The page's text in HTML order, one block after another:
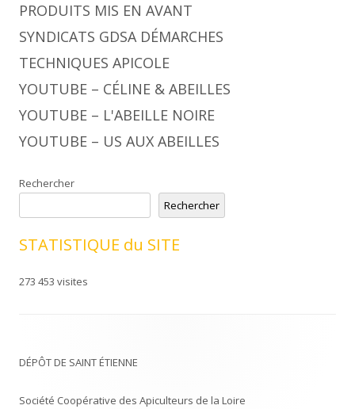
PRODUITS MIS EN AVANT
SYNDICATS GDSA DÉMARCHES
TECHNIQUES APICOLE
YOUTUBE – CÉLINE & ABEILLES
YOUTUBE – L'ABEILLE NOIRE
YOUTUBE – US AUX ABEILLES
Rechercher
Rechercher
STATISTIQUE du SITE
273 453 visites
DÉPÔT DE SAINT ÉTIENNE
Société Coopérative des Apiculteurs de la Loire